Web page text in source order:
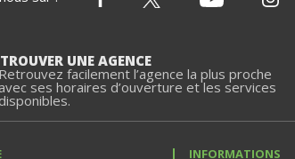
TROUVER UNE AGENCE
Retrouvez facilement l’agence la plus proche
ses horaires d’ouverture et les services
disponibles.
INFORMATIONS